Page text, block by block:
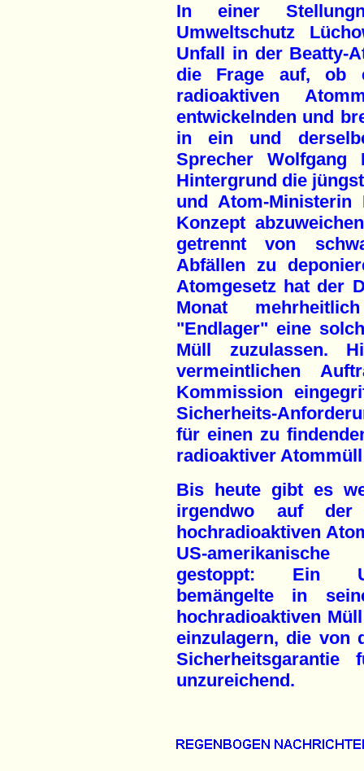
In einer
Umweltschutz
Unfall in der Beatty-
die Frage auf, ob
radioaktiven
entwickelnden und
in ein und
Sprecher
Hintergrund die
und Atom-
Konzept
getrennt von
Abfällen zu
Atomgesetz hat der
Monat
"Endlager" eine
Müll zuzulassen.
vermeintlichen
Kommission
Sicherheits-
für einen zu
radioaktiver
Bis heute gibt es
irgendwo auf
hochradioaktiven
US-
gestoppt: Ein
bemängelte in
hochradioaktiven
einzulagern, die von
unzureichend.